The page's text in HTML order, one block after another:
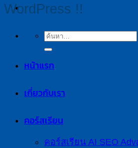
หน้าแรก
เกี่ยวกับเรา
คอร์สเรียน
คอร์สเรียน AI SEO
WordPress !!